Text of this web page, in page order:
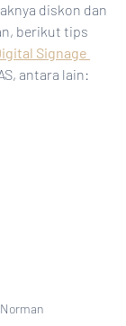
diskon dan
berikut tips
Signage
antara lain: